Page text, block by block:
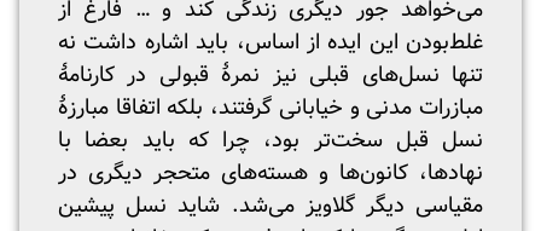
می‌خواهد جور دیگری زندگی کند و … فارغ از
غلط‌بودن این ایده از اساس، باید اشاره داشت نه
تنها نسل‌های قبلی نیز نمرۀ قبولی در کارنامۀ
مبازرات مدنی و خیابانی گرفتند، بلکه اتفاقا مبارزۀ
نسل قبل سخت‌تر بود، چرا که باید بعضا با
نهادها، کانون‌ها و هسته‌های متحجر دیگری در
مقیاسی دیگر گلاویز می‌شد. شاید نسل پیشین